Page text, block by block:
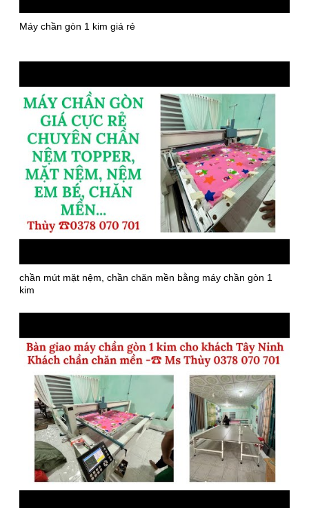
Máy chần gòn 1 kim giá rẻ
chần mút mặt nệm, chần chăn mền bằng máy chần gòn 1
kim